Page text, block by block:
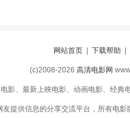
网站首页| 下载帮助
(c)2008-2026 高清电影网
影、最新上映电影、动画电影、经
提供信息的分享交流平台，所有电